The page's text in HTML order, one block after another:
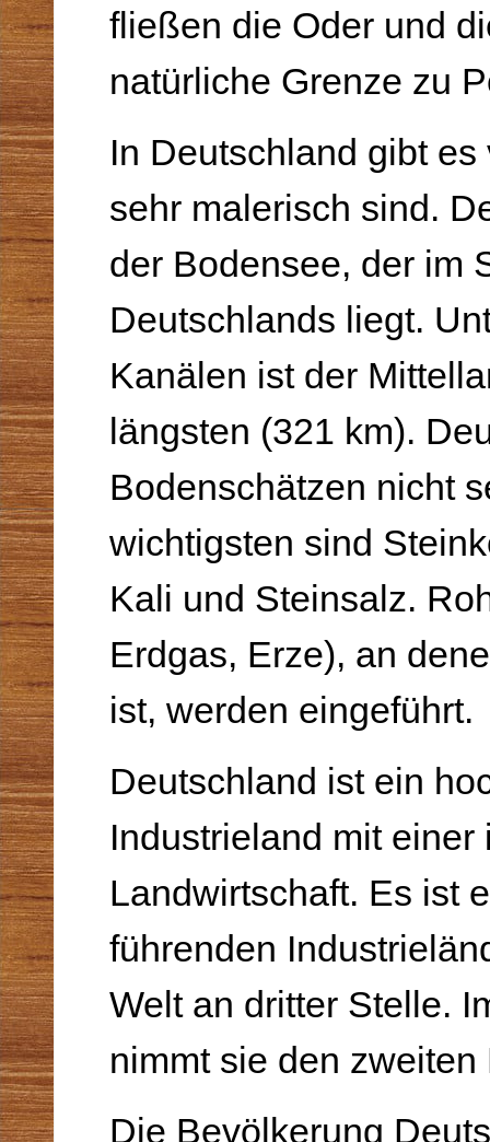
fließen die Oder und
natürliche Gren­ze zu
In Deutschland gibt
sehr malerisch sind.
der Bodensee, der im
Deutschlands liegt.
Kanälen ist der
längsten (321 km).
Bodenschätzen nicht
wichtigsten sind
Kali und Steinsalz.
Erdgas, Erze), an
ist, werden eingeführt.
Deutschland ist ein
Industrieland mit einer
Landwirtschaft. Es ist
führenden
Welt an dritter Stelle.
nimmt sie den zweiten
Die Bevölkerung